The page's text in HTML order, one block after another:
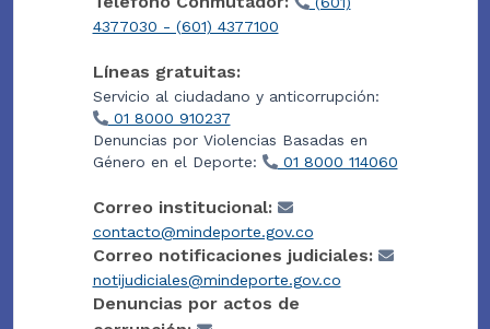
4377030 - (601) 4377100
Líneas gratuitas:
Servicio al ciudadano y anticorrupción:
01 8000 910237
Denuncias por Violencias Basadas en
Género en el Deporte:
01 8000 114060
Correo institucional:
contacto@mindeporte.gov.co
Correo notificaciones judiciales:
notijudiciales@mindeporte.gov.co
Denuncias por actos de